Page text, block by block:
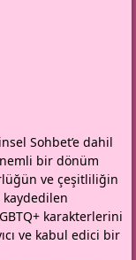
Sohbet’e dahil
bir dönüm
ve çeşitliliğin
karakterlerini
ve kabul edici bir